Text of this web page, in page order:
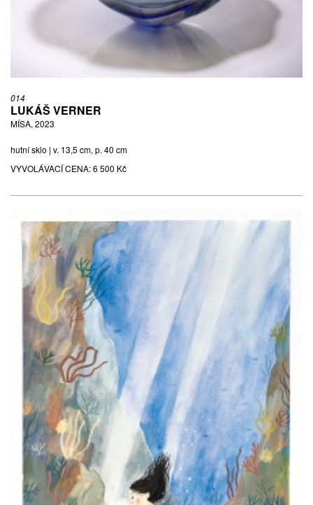
014
LUKÁŠ VERNER
MÍSA, 2023
hutní sklo | v. 13,5 cm, p. 40 cm
VYVOLÁVACÍ CENA:6 500 Kč